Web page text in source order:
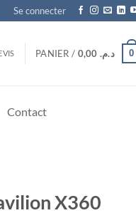
Se connecter
PANIER / د.م. 0
Contact
X360